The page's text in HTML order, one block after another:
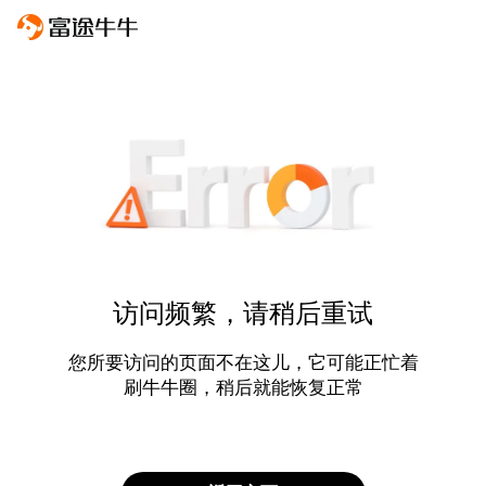
访问频繁，请稍后重试
您所要访问的页面不在这儿，它可能正忙着
刷牛牛圈，稍后就能恢复正常